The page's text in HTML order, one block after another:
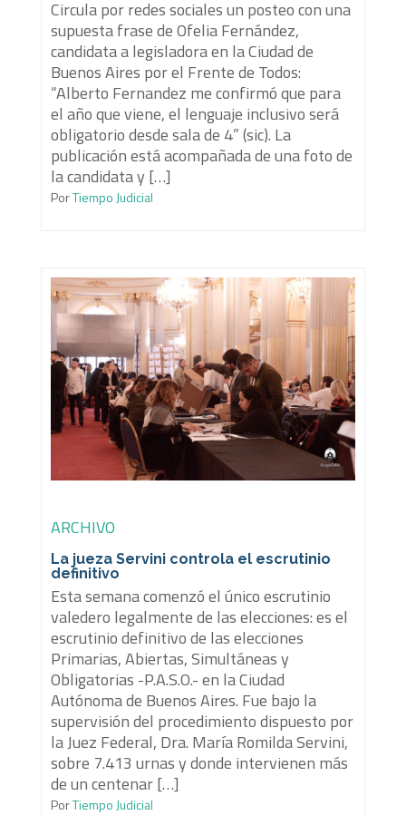
Circula por redes sociales un posteo con una
supuesta frase de Ofelia Fernández,
candidata a legisladora en la Ciudad de
Buenos Aires por el Frente de Todos:
“Alberto Fernandez me confirmó que para
el año que viene, el lenguaje inclusivo será
obligatorio desde sala de 4” (sic). La
publicación está acompañada de una foto de
la candidata y […]
PorTiempo Judicial
ARCHIVO
La jueza Servini controla el escrutinio
definitivo
Esta semana comenzó el único escrutinio
valedero legalmente de las elecciones: es el
escrutinio definitivo de las elecciones
Primarias, Abiertas, Simultáneas y
Obligatorias -P.A.S.O.- en la Ciudad
Autónoma de Buenos Aires. Fue bajo la
supervisión del procedimiento dispuesto por
la Juez Federal, Dra. María Romilda Servini,
sobre 7.413 urnas y donde intervienen más
de un centenar […]
PorTiempo Judicial